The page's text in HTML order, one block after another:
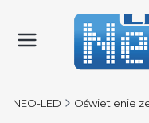
NEO-LED Oświetlenie